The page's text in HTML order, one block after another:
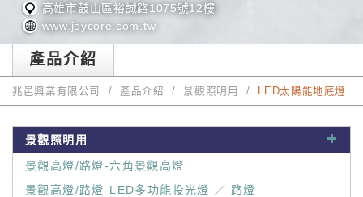
高雄市鼓山區裕誠路1075號12樓
www.joycore.com.tw
產品介紹
兆邑興業有限公司 產品介紹 景觀照明用 LED太陽能地底燈
景觀照明用
景觀高燈/路燈-六角景觀高燈
景觀高燈/路燈-LED多功能投光燈 ／ 路燈